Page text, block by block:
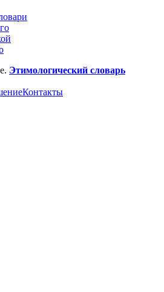
Этимологический словарь
Контакты